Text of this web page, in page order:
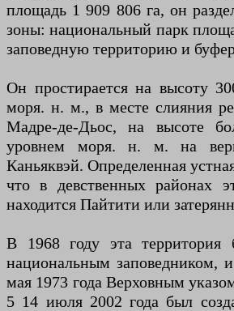
площадь 1 909 806 га, он
зоны: национальный парк
заповедную территорию и
Он простирается на высоту
моря. н. м., в месте слияния
Мадре-де-Дьос, на высоте
уровнем моря. н. м. на
Каньяквэй. Определенная
что в девственных районах
находится Пайтити или
В 1968 году эта территория
национальным заповедником,
мая 1973 года Верховным
5​ 14 июля 2002 года был